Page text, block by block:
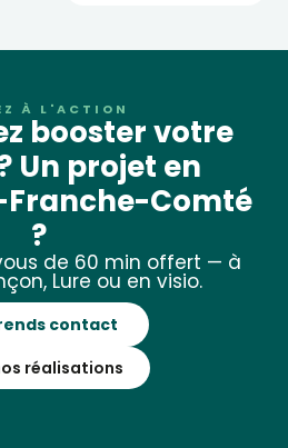
À L'ACTION
booster votre
Un projet en
Comté
?
de 60 min offert — à
Lure ou en visio.
contact
réalisations